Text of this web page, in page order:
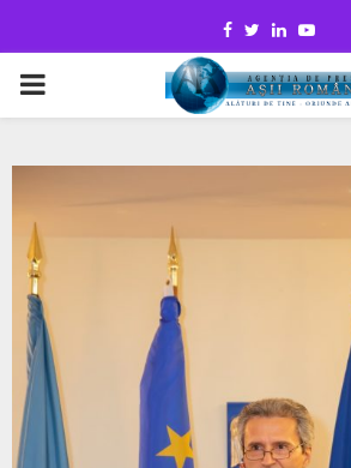
Facebook
TwitterLinkedin
PRIMARY